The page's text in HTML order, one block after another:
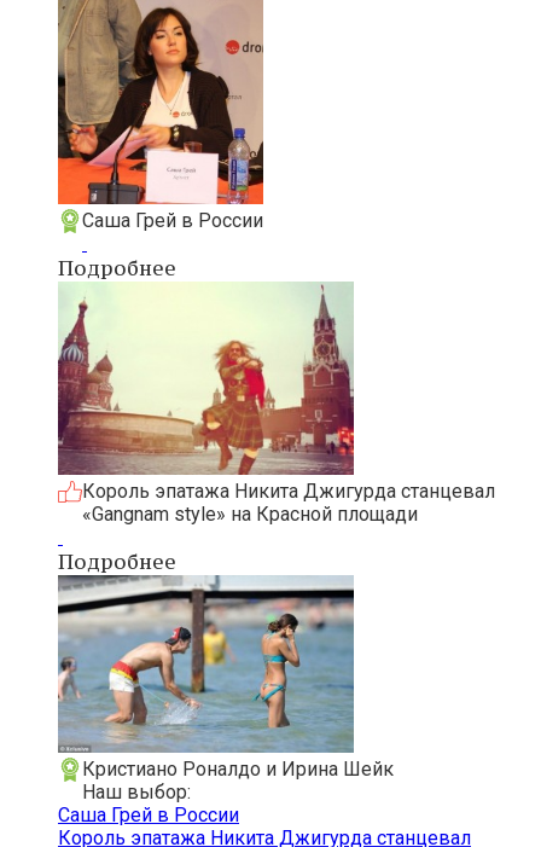
Саша Грей в России
Подробнее
Король эпатажа Никита Джигурда станцевал
«Gangnam style» на Красной площади
Подробнее
Кристиано Роналдо и Ирина Шейк
Наш выбор:
Саша Грей в России
Король эпатажа Никита Джигурда станцевал